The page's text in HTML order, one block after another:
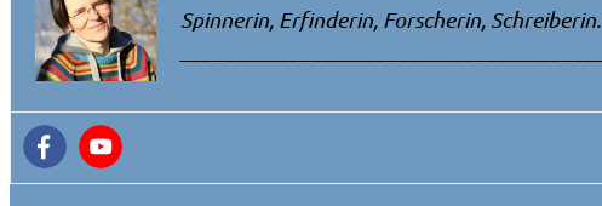
Spinnerin, Erfinderin, Forscherin, Schreiberin.